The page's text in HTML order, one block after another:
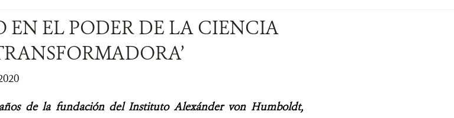
EN EL PODER DE LA CIENCIA
de la fundación del Instituto Alexánder von Humboldt,